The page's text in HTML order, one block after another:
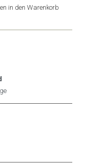
in den Warenkorb